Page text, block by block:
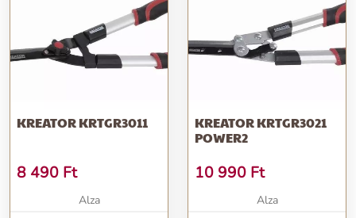
KREATOR KRTGR3011
8 490 Ft
Alza
KREATOR KRTGR3021
POWER2
10 990 Ft
Alza